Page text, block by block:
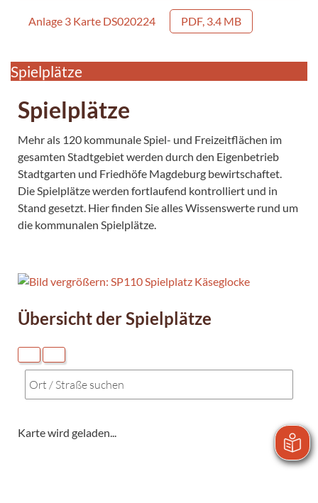
Anlage 3 Karte DS020224 PDF, 3.4 MB
Spielplätze
Spielplätze
Mehr als 120 kommunale Spiel- und Freizeitflächen im
gesamten Stadtgebiet werden durch den Eigenbetrieb
Stadtgarten und Friedhöfe Magdeburg bewirtschaftet.
Die Spielplätze werden fortlaufend kontrolliert und in
Stand gesetzt. Hier finden Sie alles Wissenswerte rund um
die kommunalen Spielplätze.
Übersicht der Spielplätze
Karte wird geladen...